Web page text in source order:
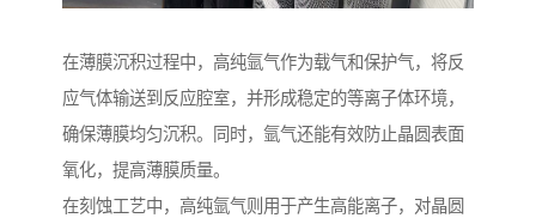
在薄膜沉积过程中，高纯氩气作为载气和保护气，将反
应气体输送到反应腔室，并形成稳定的等离子体环境，
确保薄膜均匀沉积。同时，氩气还能有效防止晶圆表面
氧化，提高薄膜质量。
在刻蚀工艺中，高纯氩气则用于产生高能离子，对晶圆